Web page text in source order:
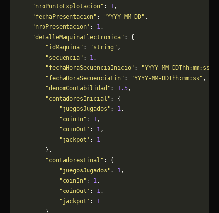
    "nroPuntoExplotacion"
: 1,
    "fechaPresentacion"
: "YYYY-MM-DD" ,
    "nroPresentacion"
: 1,
    "detalleMaquinaElectronica"
: {
        "idMaquina"
: "string" ,
        "secuencia"
: 1,
        "fechaHoraSecuenciaInicio"
: "YYYY-MM-DDThh:mm:ss"
        "fechaHoraSecuenciaFin"
: "YYYY-MM-DDThh:mm:ss" ,
        "denomContabilidad"
: 1.5,
        "contadoresInicial"
: {
            "juegosJugados"
: 1,
            "coinIn"
: 1,
            "coinOut"
: 1,
            "jackpot"
: 1
        },
        "contadoresFinal"
: {
            "juegosJugados"
: 1,
            "coinIn"
: 1,
            "coinOut"
: 1,
            "jackpot"
: 1
        }